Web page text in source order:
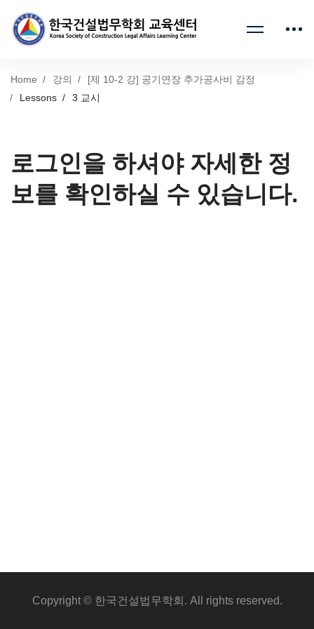
Home 강의
[제 10-2 강] 공기연장 추가공사비 감정
Lessons
3 교시
로그인을 하셔야 자세한 정
보를 확인하실 수 있습니다.
Copyright © 한국건설법무학회. All rights reserved.